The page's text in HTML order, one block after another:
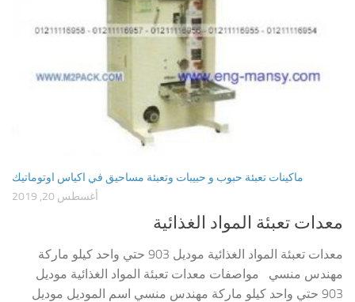
ماكينات تعبئة حبوب و حبيبات وتعبئة مساحيق في اكياس اوتوماتيك
أغسطس 20, 2019
معدات تعبئة المواد الغذائية
معدات تعبئة المواد الغذائية موديل 903 حتي واحد كيلو ماركة
مهندس منسي مواصفات معدات تعبئة المواد الغذائية موديل
903 حتي واحد كيلو ماركة مهندس منسي اسم الموديل موديل